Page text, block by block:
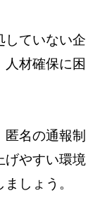
していない企
人材確保に困
名の通報制
げやすい環境
しょう。